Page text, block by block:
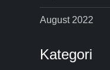
August 2022
Kategori